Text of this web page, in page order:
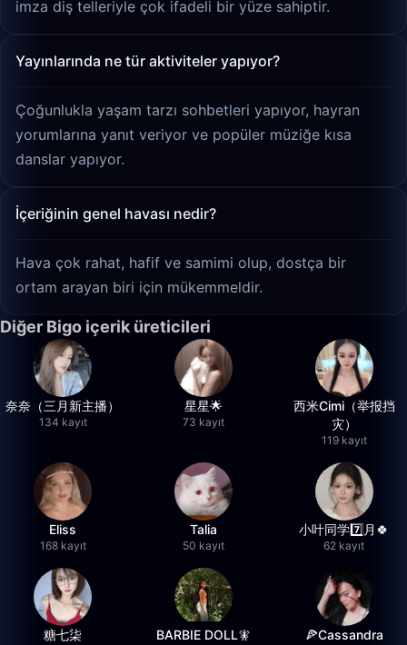
imza diş telleriyle çok ifadeli bir yüze sahiptir.
Yayınlarında ne tür aktiviteler yapıyor?
Çoğunlukla yaşam tarzı sohbetleri yapıyor, hayran
yorumlarına yanıt veriyor ve popüler müziğe kısa
danslar yapıyor.
İçeriğinin genel havası nedir?
Hava çok rahat, hafif ve samimi olup, dostça bir
ortam arayan biri için mükemmeldir.
Diğer Bigo içerik üreticileri
奈奈（三月新主播）
134 kayıt
星星🌟
73 kayıt
西米Cimi（举报挡
灾）
119 kayıt
Eliss
168 kayıt
Talia
50 kayıt
小叶同学7️⃣月🍀
62 kayıt
糖七柒 BARBIE DOLL🧚 🍕Cassandra